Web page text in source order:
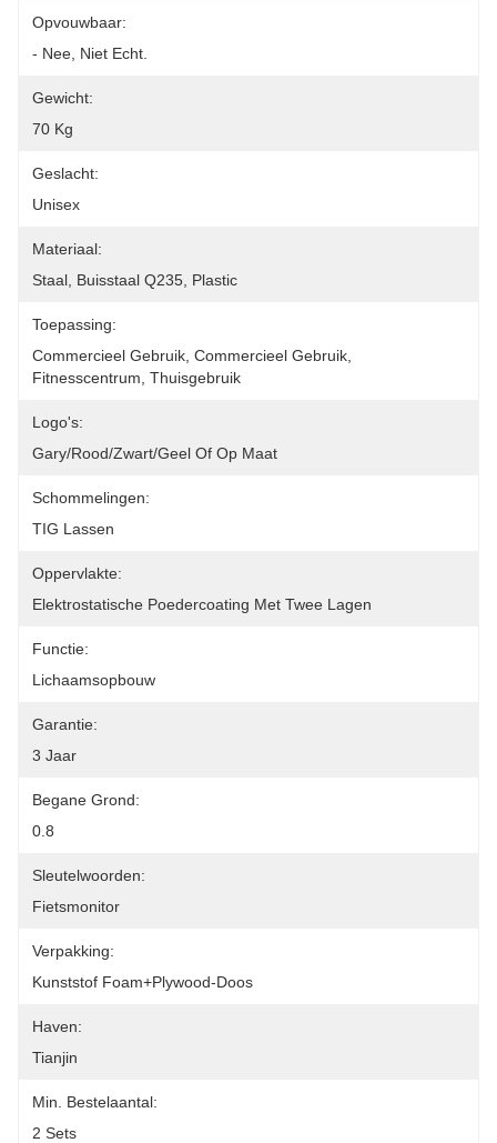
Opvouwbaar:
- Nee, Niet Echt.
Gewicht:
70 Kg
Geslacht:
Unisex
Materiaal:
Staal, Buisstaal Q235, Plastic
Toepassing:
Commercieel Gebruik, Commercieel Gebruik,
Fitnesscentrum, Thuisgebruik
Logo's:
Gary/rood/zwart/geel Of Op Maat
Schommelingen:
TIG Lassen
Oppervlakte:
Elektrostatische Poedercoating Met Twee Lagen
Functie:
Lichaamsopbouw
Garantie:
3 Jaar
Begane Grond:
0.8
Sleutelwoorden:
Fietsmonitor
Verpakking:
Kunststof Foam+plywood-Doos
Haven:
Tianjin
Min. Bestelaantal:
2 Sets